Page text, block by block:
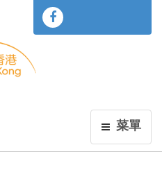
菜單